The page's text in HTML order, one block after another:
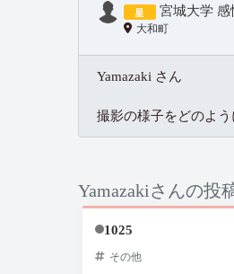
宮城大学
大和町
Yamazaki さん
撮影の様子をどのよ
Yamazakiさんの投
1025
その他